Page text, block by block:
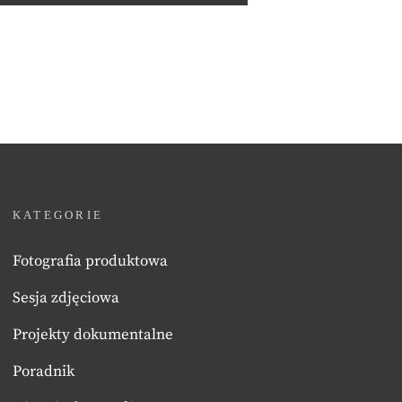
KATEGORIE
Fotografia produktowa
Sesja zdjęciowa
Projekty dokumentalne
Poradnik